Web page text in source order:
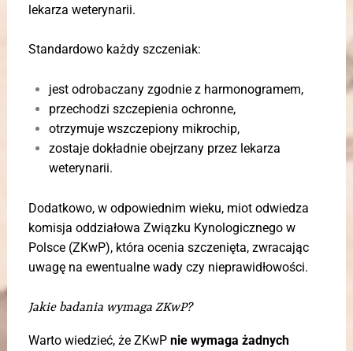
lekarza weterynarii.
Standardowo każdy szczeniak:
jest odrobaczany zgodnie z harmonogramem,
przechodzi szczepienia ochronne,
otrzymuje wszczepiony mikrochip,
zostaje dokładnie obejrzany przez lekarza
weterynarii.
Dodatkowo, w odpowiednim wieku, miot odwiedza
komisja oddziałowa Związku Kynologicznego w
Polsce (ZKwP), która ocenia szczenięta, zwracając
uwagę na ewentualne wady czy nieprawidłowości.
Jakie badania wymaga ZKwP?
Warto wiedzieć, że ZKwPnie wymaga żadnych